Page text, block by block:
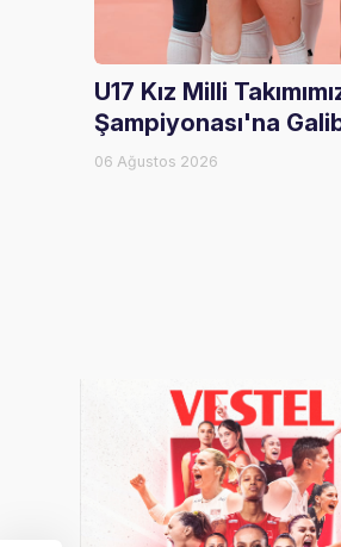
U17 Kız Milli
Şampiyonası'na
06 Ağustos 2026